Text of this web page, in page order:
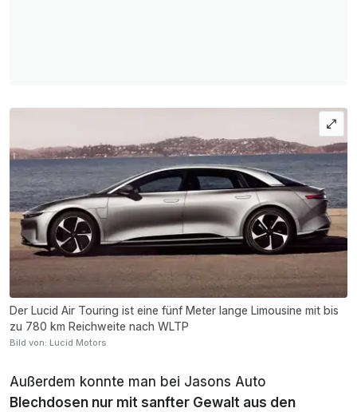
Der Lucid Air Touring ist eine fünf Meter lange Limousine mit bis
zu 780 km Reichweite nach WLTP
Bild von: Lucid Motors
Außerdem konnte man bei Jasons Auto
Blechdosen nur mit sanfter Gewalt aus den